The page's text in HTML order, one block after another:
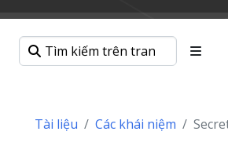
Tài liệu Các khái niệm